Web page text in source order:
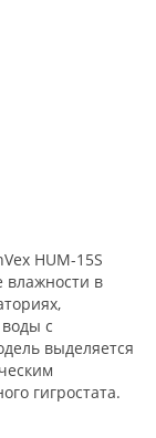
HUM-15S
влажности в
с
выделяется
гигростата.